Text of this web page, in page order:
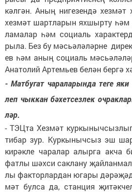
кәл­гән. Аның ни­ге­зен­дә хез­мәт
хез­мәт шарт­ла­рын ях­шыр­ту һәм
ла­ма­лар һәм со­ци­аль
ры­ла. Без бу мәсь­ә­лә­ләр­не
ев һәм аның со­ци­аль
Ана­то­лий Ар­темь­ев бе­лән бер­гә
- Мат­бу­гат ча­ра­ла­рын­да те­ге
леп чык­кан бә­хет­сез­лек
ләр.
- ТЭЦ­та Хез­мәт
ти­бар зур. Кур­кы­ныч­сыз эш
ки­рәк­ле ча­ра­лар алыр­га ак­ча
фат­лы шәх­си сак­ла­ну
лы фак­тор­лар­дан юга­ры
мәт бул­са да, стан­ция